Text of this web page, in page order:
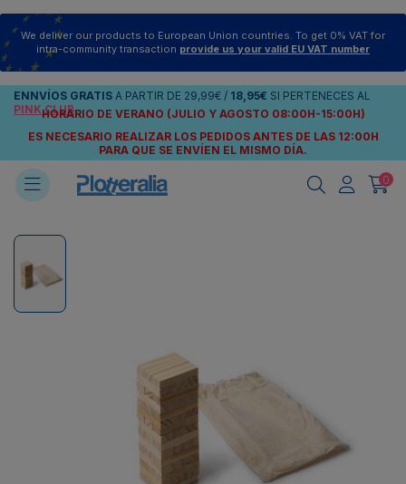
We deliver our products to European Union countries. To get 0% VAT for
intra-community transaction provide us your valid EU VAT number
ENNVÍOS GRATIS A PARTIR DE 29,99€ / 18,95€ SI PERTENECES AL
PINK CLUB
HORARIO DE VERANO (JULIO Y AGOSTO 08:00H-15:00H)
ES NECESARIO REALIZAR LOS PEDIDOS ANTES DE LAS 12:00H
PARA QUE SE ENVÍEN EL MISMO DÍA.
0